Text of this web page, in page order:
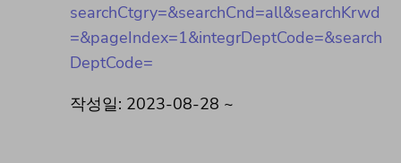
searchCtgry=&searchCnd=all&searchKrwd
=&pageIndex=1&integrDeptCode=&search
DeptCode=
작성일: 2023-08-28 ~